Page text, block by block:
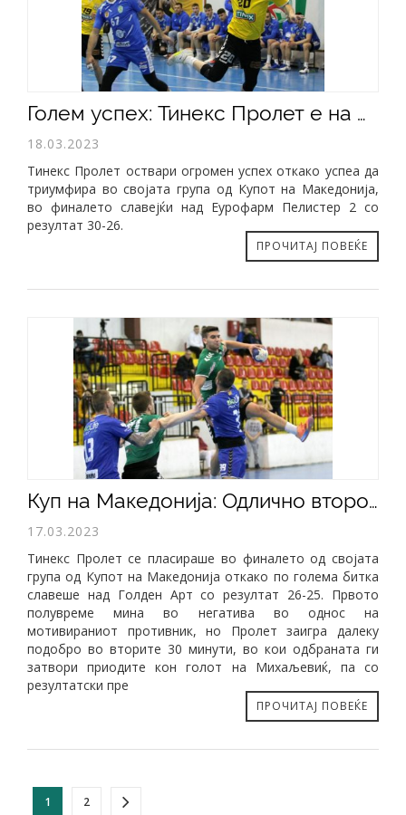
Голем успех: Тинекс Пролет е на фајналфор турнирот во Купот на Македонија
18.03.2023
Тинекс Пролет оствари огромен успех откако успеа да
триумфира во својата група од Купот на Македонија,
во финалето славејќи над Еурофарм Пелистер 2 со
резултат 30-26.
ПРОЧИТАЈ ПОВЕЌЕ
Куп на Македонија: Одлично второ полувреме и победа над Голден Арт (26-25)
17.03.2023
Тинекс Пролет се пласираше во финалето од својата
група од Купот на Македонија откако по голема битка
славеше над Голден Арт со резултат 26-25. Првото
полувреме мина во негатива во однос на
мотивираниот противник, но Пролет заигра далеку
подобро во вторите 30 минути, во кои одбраната ги
затвори приодите кон голот на Михаљевиќ, па со
резултатски пре
ПРОЧИТАЈ ПОВЕЌЕ
1 2